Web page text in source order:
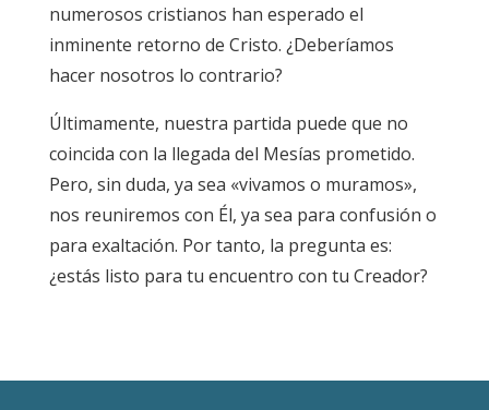
numerosos cristianos han esperado el
inminente retorno de Cristo. ¿Deberíamos
hacer nosotros lo contrario?
Últimamente, nuestra partida puede que no
coincida con la llegada del Mesías prometido.
Pero, sin duda, ya sea «vivamos o muramos»,
nos reuniremos con Él, ya sea para confusión o
para exaltación. Por tanto, la pregunta es:
¿estás listo para tu encuentro con tu Creador?